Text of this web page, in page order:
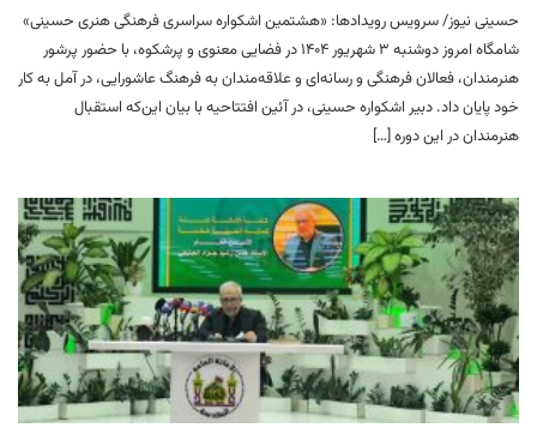
حسینی نیوز/ سرویس رویدادها: «هشتمین اشکواره سراسری فرهنگی هنری حسینی»
شامگاه امروز دوشنبه ۳ شهریور ۱۴۰۴ در فضایی معنوی و پرشکوه، با حضور پرشور
هنرمندان، فعالان فرهنگی و رسانه‌ای و علاقه‌مندان به فرهنگ عاشورایی، در آمل به کار
خود پایان داد. دبیر اشکواره حسینی، در آئین افتتاحیه با بیان این‌که استقبال
هنرمندان در این دوره […]